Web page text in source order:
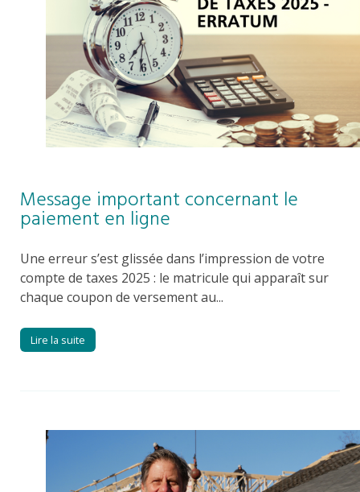
Message important concernant le
paiement en ligne
Une erreur s’est glissée dans l’impression de votre
compte de taxes 2025 : le matricule qui apparaît sur
chaque coupon de versement au...
Lire la suite